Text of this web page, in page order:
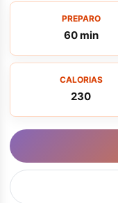
PREPARO
60 min
CALORIAS
230